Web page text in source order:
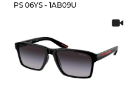
PS 06YS - 1AB09U